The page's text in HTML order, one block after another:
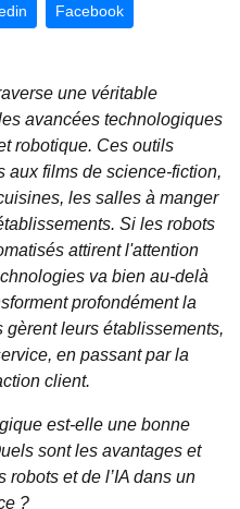
Facebook
une véritable
avancées technologiques
robotique. Ces outils
aux films de science-fiction,
les salles à manger
Si les robots
attirent l'attention
va bien au-delà
profondément la
leurs établissements,
en passant par la
client.
est-elle une bonne
sont les avantages et
robots et de l’IA dans un
?